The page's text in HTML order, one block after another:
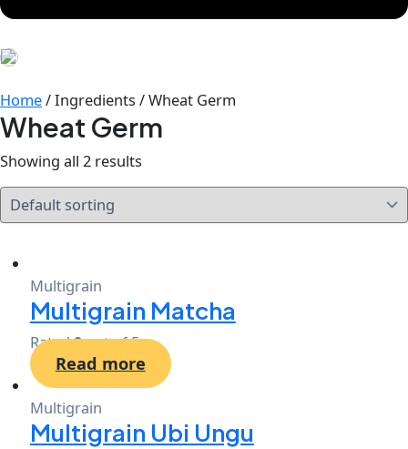
Home/ Ingredients / Wheat Germ
Wheat Germ
Showing all 2 results
Multigrain
Multigrain Matcha
Rated0out of 5
Read more
Multigrain
Multigrain Ubi Ungu